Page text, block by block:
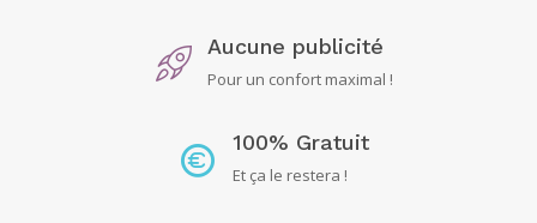
Aucune publicité
Pour un confort maximal !
100% Gratuit
Et ça le restera !